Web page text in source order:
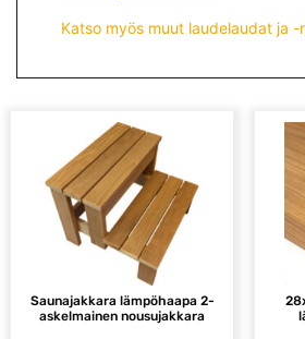
Katso myös muut laudelaudat ja -
Saunajakkara lämpöhaapa 2-
askelmainen nousujakkara